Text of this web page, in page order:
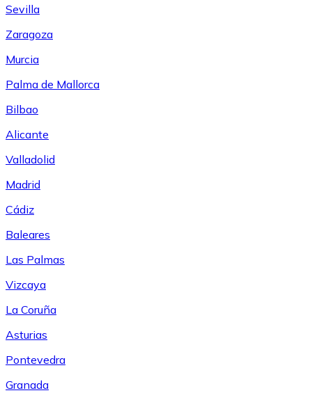
Sevilla
Zaragoza
Murcia
Palma de Mallorca
Bilbao
Alicante
Valladolid
Madrid
Cádiz
Baleares
Las Palmas
Vizcaya
La Coruña
Asturias
Pontevedra
Granada